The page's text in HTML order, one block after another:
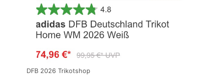
DFB 2026 Trikotshop